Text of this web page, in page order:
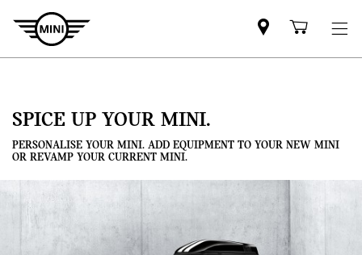
Mini
dealercart
SPICE UP YOUR MINI.
PERSONALISE YOUR MINI. ADD EQUIPMENT TO YOUR NEW MINI
OR REVAMP YOUR CURRENT MINI.